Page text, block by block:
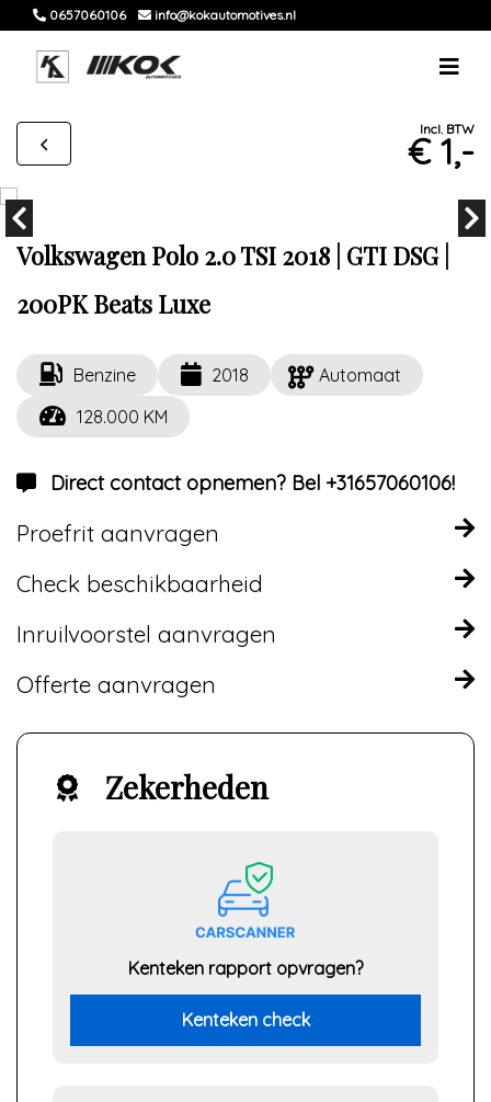
0657060106 info@kokautomotives.nl
Incl. BTW
€ 1,-
Volkswagen Polo 2.0 TSI 2018 | GTI DSG |
200PK Beats Luxe
Benzine 2018
Automaat
128.000 KM
Direct contact opnemen? Bel +31657060106!
Proefrit aanvragen
Check beschikbaarheid
Inruilvoorstel aanvragen
Offerte aanvragen
Zekerheden
Kenteken rapport opvragen?
Kenteken check